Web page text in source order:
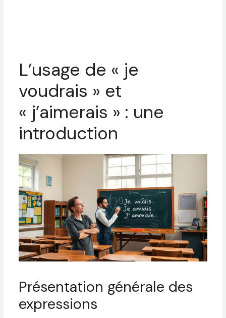
L’usage de « je
voudrais » et
« j’aimerais » : une
introduction
Présentation générale des
expressions